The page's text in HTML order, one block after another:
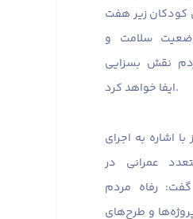
کودکان زیر هفت
سلامت و
نقش بسزایی
ایفا خواهد کرد.
با اشاره به اجرای
عمرانی در
رفاه مردم
و طرح‌های